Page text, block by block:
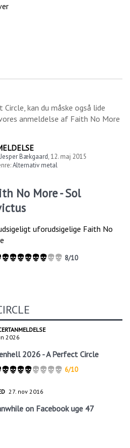
Circle, kan du måske også lide
anmeldelse af Faith No More
Jesper Bækgaard,12. maj 2015
Alternativ metal
No More - Sol
uforudsigelige Faith No
8/10
2026
2026 - A Perfect Circle
6/10
27. nov 2016
on Facebook uge 47